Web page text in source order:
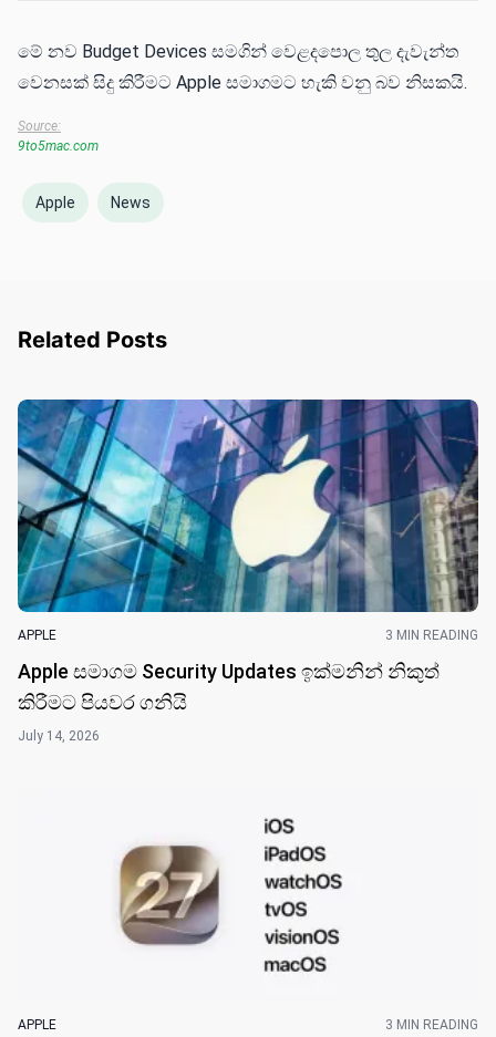
මේ නව Budget Devices සමගින් වෙළදපොල තුල දැවැන්ත
වෙනසක් සිදු කිරීමට Apple සමාගමට හැකි වනු බව නිසකයි.
Source:
9to5mac.com
Apple News
Related Posts
APPLE 3 MIN READING
Apple සමාගම Security Updates ඉක්මනින් නිකුත්
කිරීමට පියවර ගනියි
July 14, 2026
APPLE 3 MIN READING